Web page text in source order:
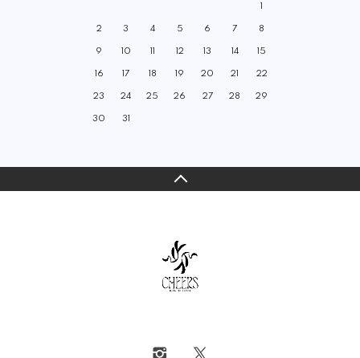
1
2 3 4 5 6 7 8
9 10 11 12 13 14 15
16 17 18 19 20 21 22
23 24 25 26 27 28 29
30 31